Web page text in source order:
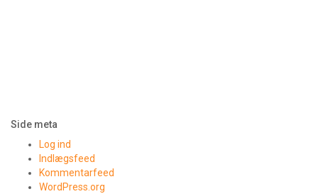
Side meta
Log ind
Indlægsfeed
Kommentarfeed
WordPress.org